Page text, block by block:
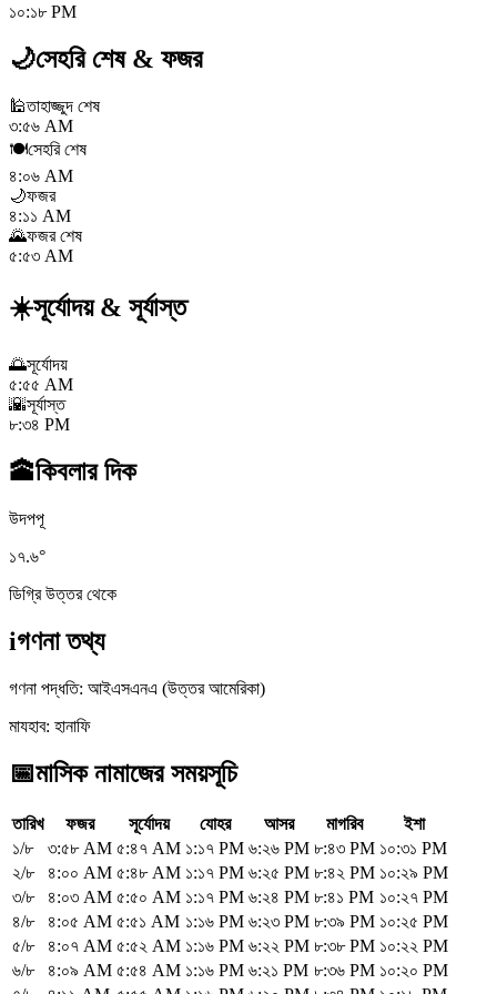
১০:১৮ PM
🌙সেহরি শেষ& ফজর
🕌তাহাজ্জুদ শেষ
৩:৫৬ AM
🍽️সেহরি শেষ
৪:০৬ AM
🌙ফজর
৪:১১ AM
🌄ফজর শেষ
৫:৫৩ AM
☀️সূর্যোদয়& সূর্যাস্ত
🌅সূর্যোদয়
৫:৫৫ AM
🌇সূর্যাস্ত
৮:৩৪ PM
🕋কিবলার দিক
উদপপূ
১৭.৬°
ডিগ্রি উত্তর থেকে
iগণনা তথ্য
গণনা পদ্ধতি: আইএসএনএ (উত্তর আমেরিকা)
মাযহাব: হানাফি
📅মাসিক নামাজের সময়সূচি
তারিখ ফজর সূর্যোদয় যোহর আসর মাগরিব
ইশা
১/৮
৩:৫৮ AM ৫:৪৭ AM ১:১৭ PM ৬:২৬ PM ৮:৪৩ PM ১০:৩১ PM
২/৮
৪:০০ AM ৫:৪৮ AM ১:১৭ PM ৬:২৫ PM ৮:৪২ PM ১০:২৯ PM
৩/৮
৪:০৩ AM ৫:৫০ AM ১:১৭ PM ৬:২৪ PM ৮:৪১ PM ১০:২৭ PM
৪/৮
৪:০৫ AM ৫:৫১ AM ১:১৬ PM ৬:২৩ PM ৮:৩৯ PM ১০:২৫ PM
৫/৮
৪:০৭ AM ৫:৫২ AM ১:১৬ PM ৬:২২ PM ৮:৩৮ PM ১০:২২ PM
৬/৮
৪:০৯ AM ৫:৫৪ AM ১:১৬ PM ৬:২১ PM ৮:৩৬ PM ১০:২০ PM